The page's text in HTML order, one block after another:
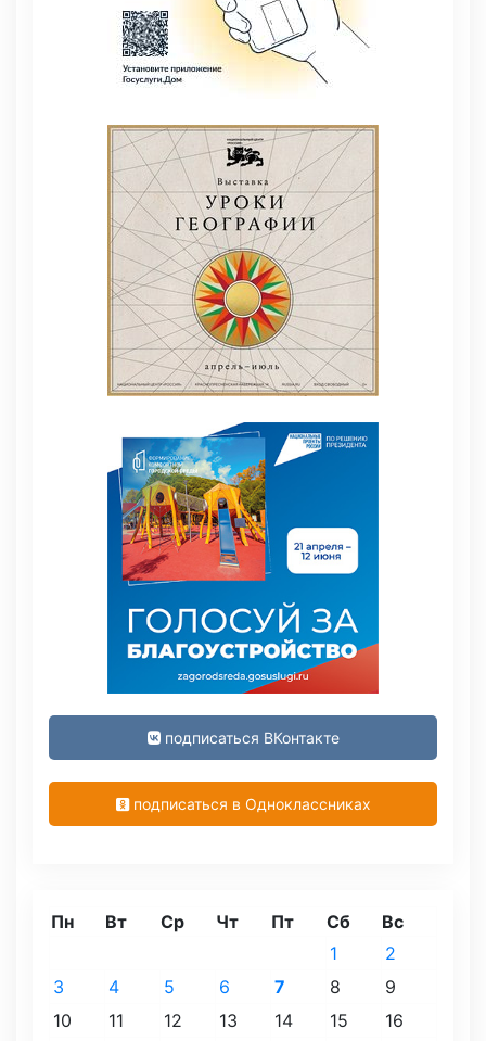
подписаться ВКонтакте
подписаться в Одноклассниках
Пн Вт Ср Чт Пт Сб Вс
1
2
3
4 5 6 7 8
9
10
11 12 13 14 15
16